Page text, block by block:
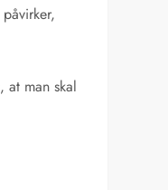
at man skal